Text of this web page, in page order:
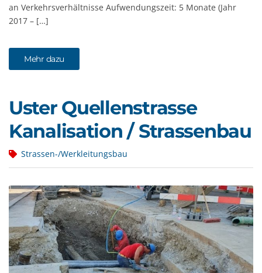
an Verkehrsverhältnisse Aufwendungszeit: 5 Monate (Jahr
2017 – […]
Mehr dazu
Uster Quellenstrasse
Kanalisation / Strassenbau
Strassen-/Werkleitungsbau